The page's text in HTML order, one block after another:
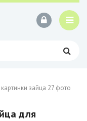
зайца 27 фото
для